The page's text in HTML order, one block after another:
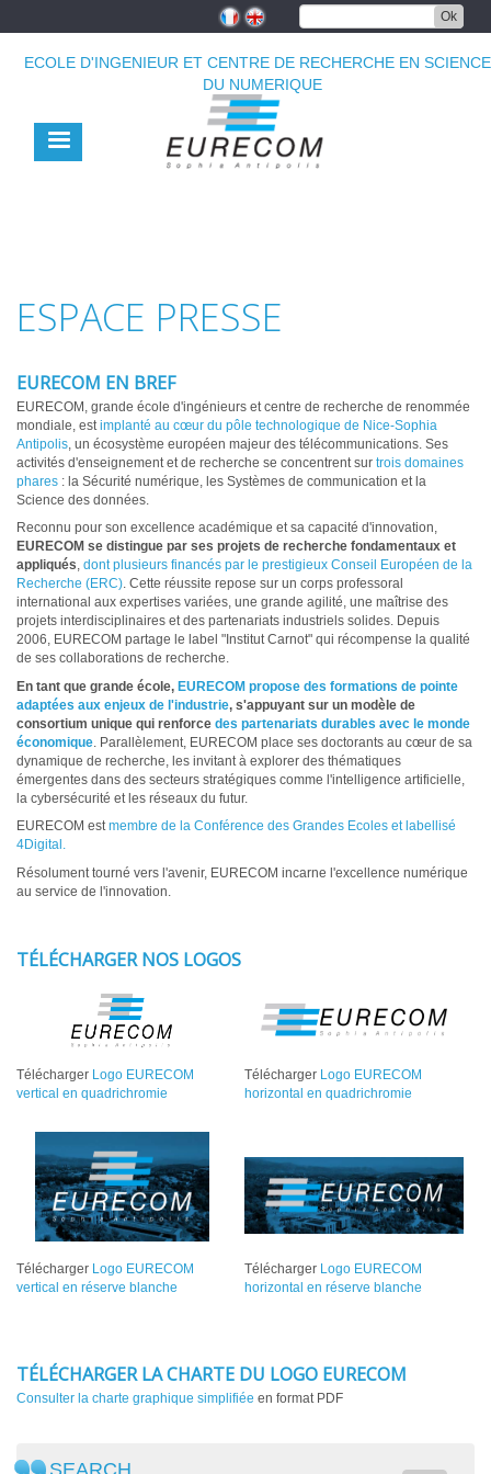
principal
Ok
ECOLE D'INGENIEUR ET CENTRE DE RECHERCHE EN
DU NUMERIQUE
ESPACE PRESSE
EURECOM EN BREF
EURECOM, grande école d'ingénieurs et centre de recherche de renommée
mondiale, estimplanté au cœur du pôle technologique de Nice-Sophia
Antipolis, un écosystème européen majeur des télécommunications. Ses
activités d'enseignement et de recherche se concentrent sur trois domaines
phares : la Sécurité numérique, les Systèmes de communication et la
Science des données.
Reconnu pour son excellence académique et sa capacité d'innovation,
EURECOM se distingue par ses projets de recherche fondamentaux et
appliqués, dont plusieurs financés par le prestigieux Conseil Européen de la
Recherche (ERC). Cette réussite repose sur un corps professoral
international aux expertises variées, une grande agilité, une maîtrise des
projets interdisciplinaires et des partenariats industriels solides. Depuis
2006, EURECOM partage le label "Institut Carnot" qui récompense la qualité
de ses collaborations de recherche.
En tant que grande école, EURECOM propose des formations de pointe
adaptées aux enjeux de l'industrie, s'appuyant sur un modèle de
consortium unique qui renforce des partenariats durables avec le monde
économique. Parallèlement, EURECOM place ses doctorants au cœur de sa
dynamique de recherche, les invitant à explorer des thématiques
émergentes dans des secteurs stratégiques comme l'intelligence artificielle,
la cybersécurité et les réseaux du futur.
EURECOM estmembre de la Conférence des Grandes Ecoles et labellisé
4Digital.
Résolument tourné vers l'avenir, EURECOM incarne l'excellence numérique
au service de l'innovation.
TÉLÉCHARGER NOS LOGOS
Télécharger Logo EURECOM
vertical en quadrichromie
Télécharger Logo EURECOM
horizontal en quadrichromie
Télécharger Logo EURECOM
vertical en réserve blanche
Télécharger Logo EURECOM
horizontal en réserve blanche
TÉLÉCHARGER LA CHARTE DU LOGO EURECOM
Consulter la charte graphique simplifiée en format PDF
SEARCH